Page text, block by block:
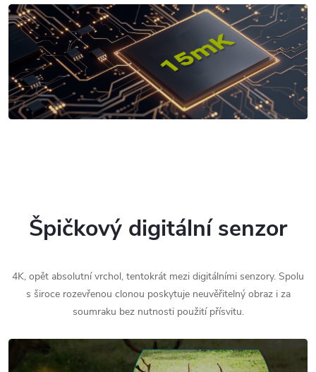
Špičkový digitální senzor
4K, opět absolutní vrchol, tentokrát mezi digitálními senzory. Spolu
s široce rozevřenou clonou poskytuje neuvěřitelný obraz i za
soumraku bez nutnosti použití přísvitu.